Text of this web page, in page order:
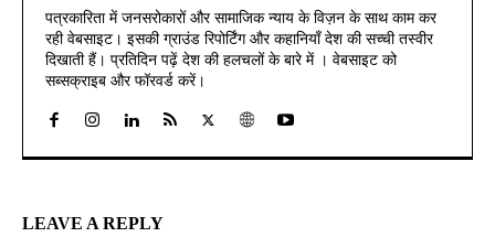
पत्रकारिता में जनसरोकारों और सामाजिक न्याय के विज़न के साथ काम कर
रही वेबसाइट। इसकी ग्राउंड रिपोर्टिंग और कहानियाँ देश की सच्ची तस्वीर
दिखाती हैं। प्रतिदिन पढ़ें देश की हलचलों के बारे में । वेबसाइट को
सब्सक्राइब और फॉरवर्ड करें।
LEAVE A REPLY